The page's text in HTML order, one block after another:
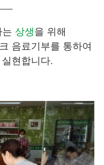
는 상생을 위해
음료기부를 통하여
현합니다.